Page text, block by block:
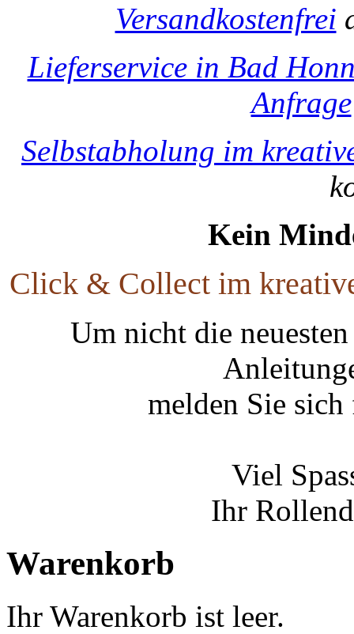
Versandkostenfrei
Lieferservice in Bad
Anfrage
Selbstabholung im
Kein
Click & Collect im
Um nicht die
melden Sie
Viel
Ihr
Warenkorb
Ihr Warenkorb ist leer.